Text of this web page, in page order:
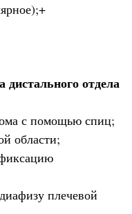
отдела
с помощью спиц;
области;
плечевой